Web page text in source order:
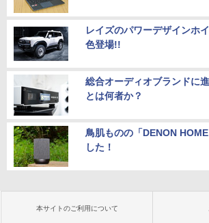
レイズのパワーデザインホ
色登場!!
総合オーディオブランドに
とは何者か？
鳥肌ものの「DENON
した！
本サイトのご利用について